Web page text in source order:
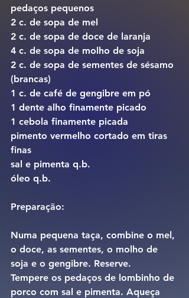
pedaços pequenos
2 c. de sopa de mel
2 c. de sopa de doce de laranja
4 c. de sopa de molho de soja
2 c. de sopa de sementes de sésamo
(brancas)
1 c. de café de gengibre em pó
1 dente alho finamente picado
1 cebola finamente picada
pimento vermelho cortado em tiras
finas
sal e pimenta q.b.
óleo q.b.
Preparação:
Numa pequena taça, combine o mel,
o doce, as sementes, o molho de
soja e o gengibre. Reserve.
Tempere os pedaços de lombinho de
porco com sal e pimenta. Aqueça